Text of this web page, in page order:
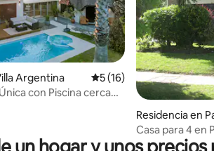
200 evaluaciones
Argentina Calificación promedio: 5
5 (16)
con Piscina cerca
Residencia en
a
Casa para 4 en